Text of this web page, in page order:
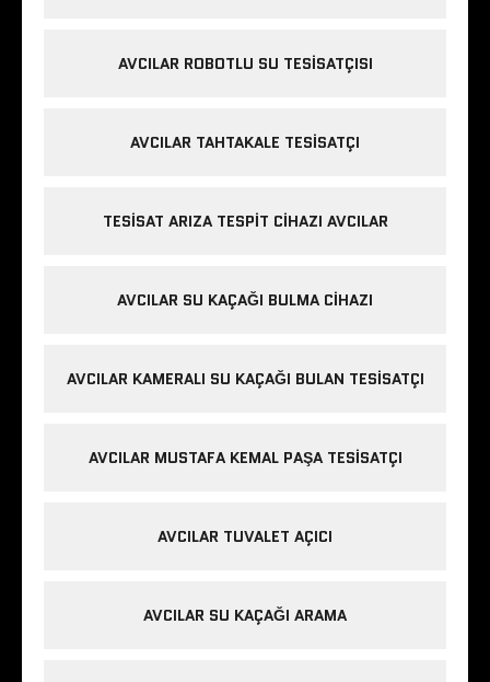
AVCILAR ROBOTLU SU TESISATÇISI
AVCILAR TAHTAKALE TESISATÇI
TESISAT ARIZA TESPIT CIHAZI AVCILAR
AVCILAR SU KAÇAĞI BULMA CIHAZI
AVCILAR KAMERALI SU KAÇAĞI BULAN TESISATÇI
AVCILAR MUSTAFA KEMAL PAŞA TESISATÇI
AVCILAR TUVALET AÇICI
AVCILAR SU KAÇAĞI ARAMA